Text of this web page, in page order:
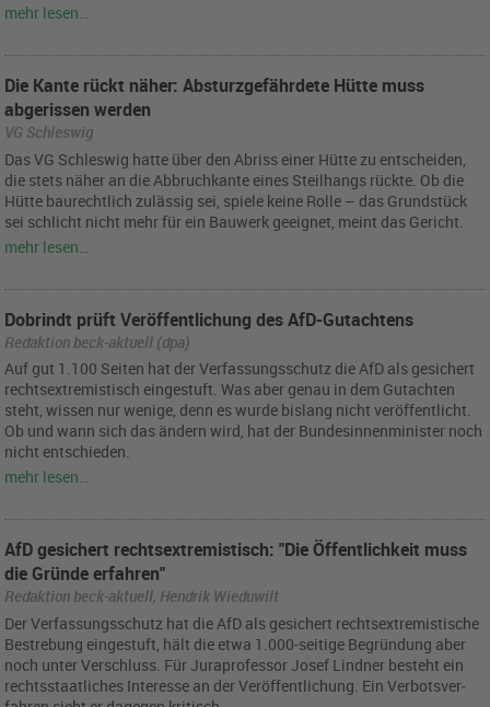
mehr lesen…
Die Kante rückt näher: Absturzgefährdete Hütte muss
abgerissen werden
VG Schleswig
Das VG Schles­wig hatte über den Ab­riss einer Hütte zu ent­schei­den,
die stets näher an die Ab­bruch­kan­te eines Steil­hangs rück­te. Ob die
Hütte bau­recht­lich zu­läs­sig sei, spie­le keine Rolle – das Grund­stück
sei schlicht nicht mehr für ein Bau­werk ge­eig­net, meint das Ge­richt.
mehr lesen…
Dobrindt prüft Veröffentlichung des AfD-Gutachtens
Redaktion beck-aktuell (dpa)
Auf gut 1.100 Sei­ten hat der Ver­fas­sungs­schutz die AfD als ge­si­chert
rechts­ex­tre­mis­tisch ein­ge­stuft. Was aber genau in dem Gut­ach­ten
steht, wis­sen nur we­ni­ge, denn es wurde bis­lang nicht ver­öf­fent­licht.
Ob und wann sich das än­dern wird, hat der Bun­des­in­nen­mi­nis­ter noch
nicht ent­schie­den.
mehr lesen…
AfD gesichert rechtsextremistisch: "Die Öffentlichkeit muss
die Gründe erfahren"
Redaktion beck-aktuell, Hendrik Wieduwilt
Der Ver­fas­sungs­schutz hat die AfD als ge­si­chert rechts­ex­tre­mis­ti­sche
Be­stre­bung ein­ge­stuft, hält die etwa 1.000-sei­ti­ge Be­grün­dung aber
noch unter Ver­schluss. Für Ju­ra­pro­fes­sor Josef Lind­ner be­steht ein
rechts­staat­li­ches In­ter­es­se an der Ver­öf­fent­li­chung. Ein Ver­bots­ver­